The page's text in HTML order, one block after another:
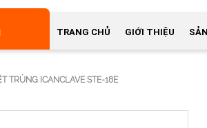
TRANG CHỦ GIỚI THIỆU
TRÙNG ICANCLAVE STE-18E